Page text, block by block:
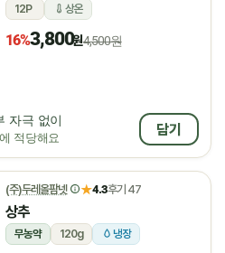
12P 상온
16%3,800원4,500원
자극 없이
적당해요
담기
(주)두레올팜넷 ★4.3후기 47
상추
무농약 120g 냉장